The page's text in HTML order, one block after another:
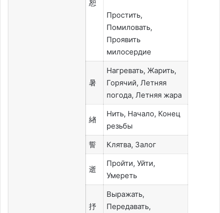
恕
Простить,
Помиловать,
Проявить
милосердие
暑
Нагревать, Жарить,
Горячий, Летняя
погода, Летняя жара
緖
Нить, Начало, Конец
резьбы
誓
Клятва, Залог
逝
Пройти, Уйти,
Умереть
抒
Выражать,
Передавать,